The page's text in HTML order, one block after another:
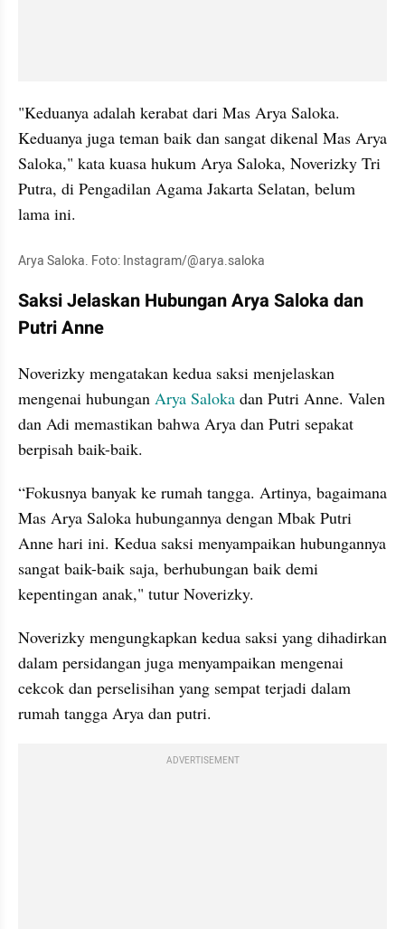
"Keduanya adalah kerabat dari Mas Arya Saloka.
Keduanya juga teman baik dan sangat dikenal Mas Arya
Saloka," kata kuasa hukum Arya Saloka, Noverizky Tri
Putra, di Pengadilan Agama Jakarta Selatan, belum
lama ini.
Arya Saloka. Foto: Instagram/@arya.saloka
Saksi Jelaskan Hubungan Arya Saloka dan
Putri Anne
Noverizky mengatakan kedua saksi menjelaskan
mengenai hubungan Arya Saloka dan Putri Anne. Valen
dan Adi memastikan bahwa Arya dan Putri sepakat
berpisah baik-baik.
“Fokusnya banyak ke rumah tangga. Artinya, bagaimana
Mas Arya Saloka hubungannya dengan Mbak Putri
Anne hari ini. Kedua saksi menyampaikan hubungannya
sangat baik-baik saja, berhubungan baik demi
kepentingan anak," tutur Noverizky.
Noverizky mengungkapkan kedua saksi yang dihadirkan
dalam persidangan juga menyampaikan mengenai
cekcok dan perselisihan yang sempat terjadi dalam
rumah tangga Arya dan putri.
ADVERTISEMENT